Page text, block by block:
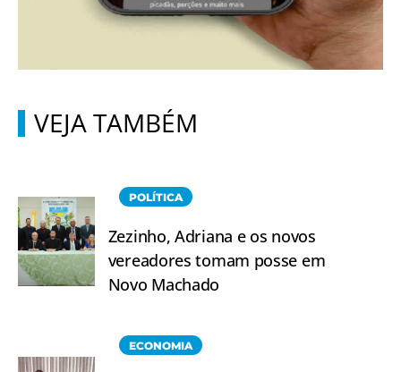
VEJA TAMBÉM
POLÍTICA
Zezinho, Adriana e os novos
vereadores tomam posse em
Novo Machado
ECONOMIA